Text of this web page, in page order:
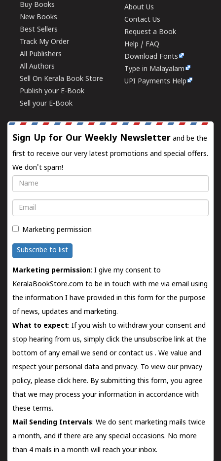
Buy Books
New Books
Best Sellers
Track My Order
All Publishers
All Authors
Sell On Kerala Book Store
Publish your E-Book
Sell your E-Book
About Us
Contact Us
Request a Book
Help / FAQ
Download Fonts
Type in Malayalam
UPI Payments Help
Sign Up for Our Weekly Newsletter and be the
first to receive our very latest promotions and special offers.
We don't spam!
Name
Email
Marketing permission
Subscribe to list
Marketing permission: I give my consent to
KeralaBookStore.com to be in touch with me via email using
the information I have provided in this form for the purpose
of news, updates and marketing.
What to expect: If you wish to withdraw your consent and
stop hearing from us, simply click the unsubscribe link at the
bottom of any email we send orcontact us . We value and
respect your personal data and privacy. To view our privacy
policy, please click here. By submitting this form, you agree
that we may process your information in accordance with
these terms.
Mail Sending Intervals: We do sent marketing mails twice
a month, and if there are any special occasions. No more
than 4 mails in a month will reach your inbox.